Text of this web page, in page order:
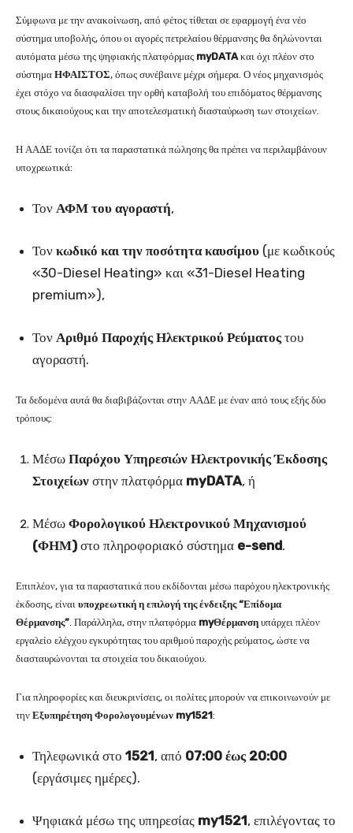
Σύμφωνα με την ανακοίνωση, από φέτος τίθεται σε εφαρμογή ένα νέο
σύστημα υποβολής, όπου οι αγορές πετρελαίου θέρμανσης θα δηλώνονται
αυτόματα μέσω της ψηφιακής πλατφόρμας myDATA και όχι πλέον στο
σύστημα ΗΦΑΙΣΤΟΣ, όπως συνέβαινε μέχρι σήμερα. Ο νέος μηχανισμός
έχει στόχο να διασφαλίσει την ορθή καταβολή του επιδόματος θέρμανσης
στους δικαιούχους και την αποτελεσματική διασταύρωση των στοιχείων.
Η ΑΑΔΕ τονίζει ότι τα παραστατικά πώλησης θα πρέπει να περιλαμβάνουν
υποχρεωτικά:
Τον ΑΦΜ του αγοραστή,
Τον κωδικό και την ποσότητα καυσίμου (με κωδικούς
«30-Diesel Heating» και «31-Diesel Heating
premium»),
Τον Αριθμό Παροχής Ηλεκτρικού Ρεύματος του
αγοραστή.
Τα δεδομένα αυτά θα διαβιβάζονται στην ΑΑΔΕ με έναν από τους εξής δύο
τρόπους:
Μέσω Παρόχου Υπηρεσιών Ηλεκτρονικής Έκδοσης
Στοιχείων στην πλατφόρμα myDATA, ή
Μέσω Φορολογικού Ηλεκτρονικού Μηχανισμού
(ΦΗΜ) στο πληροφοριακό σύστημα e-send.
Επιπλέον, για τα παραστατικά που εκδίδονται μέσω παρόχου ηλεκτρονικής
έκδοσης, είναι υποχρεωτική η επιλογή της ένδειξης “Επίδομα
Θέρμανσης” . Παράλληλα, στην πλατφόρμα myΘέρμανση υπάρχει πλέον
εργαλείο ελέγχου εγκυρότητας του αριθμού παροχής ρεύματος, ώστε να
διασταυρώνονται τα στοιχεία του δικαιούχου.
Για πληροφορίες και διευκρινίσεις, οι πολίτες μπορούν να επικοινωνούν με
την Εξυπηρέτηση Φορολογουμένων my1521:
Τηλεφωνικά στο 1521, από 07:00 έως 20:00
(εργάσιμες ημέρες).
Ψηφιακά μέσω της υπηρεσίας my1521, επιλέγοντας το